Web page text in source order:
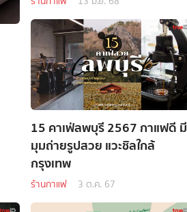
15 คาเฟ่ลพบุรี 2567 กาแฟดี มี
มุมถ่ายรูปสวย แวะชิลใกล้
กรุงเทพ
ร้านกาแฟ 3 ต.ค. 67